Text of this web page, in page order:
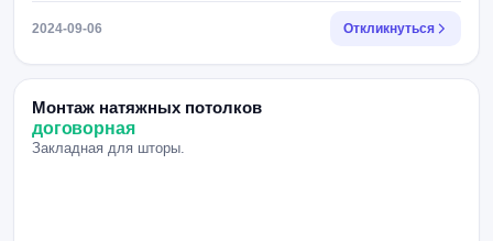
2024-09-06 Откликнуться
Монтаж натяжных потолков
договорная
Закладная для шторы.